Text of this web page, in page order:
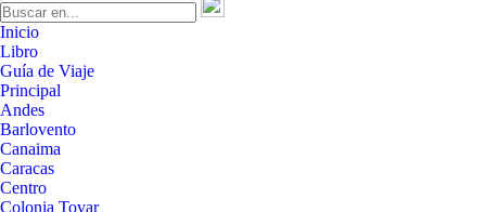
Inicio
Libro
Guía de Viaje
Principal
Andes
Barlovento
Canaima
Caracas
Centro
Colonia Tovar